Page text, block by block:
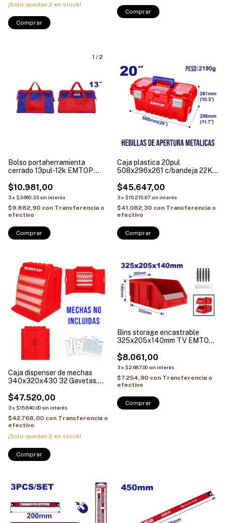
¡Solo quedan 2 en stock!
1 / 2
Bolso portaherramienta
cerrado 13pul-12k EMTOP
$10.981,00
3x $3.660,33 sin interés
$9.882,90 con Transferencia o
efectivo
Caja plastica 20pul
508x296x261 c/bandeja 22KG
EPBX2002
$45.647,00
3x $15.215,67 sin interés
$41.082,30 con Transferencia o
efectivo
Caja dispenser de mechas
340x320x430 32 Gavetas.
$47.520,00
3x $15.840,00 sin interés
$42.768,00 con Transferencia o
efectivo
¡Solo quedan 2 en stock!
Bins storage encastrable
325x205x140mm TV EMTOP
$8.061,00
3x $2.687,00 sin interés
$7.254,90 con Transferencia o
efectivo